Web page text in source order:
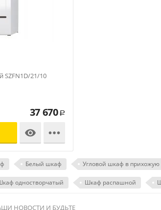
SZFN1D/21/10
37 670 Р


Белый шкаф Угловой шкаф в прихожую
одностворчатый Шкаф распашной
НОВОСТИ И БУДЬТЕ